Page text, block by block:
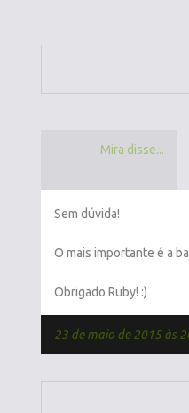
Mira disse...
Sem dúvida!
O mais importante é a
Obrigado Ruby! :)
23 de maio de 2015 às